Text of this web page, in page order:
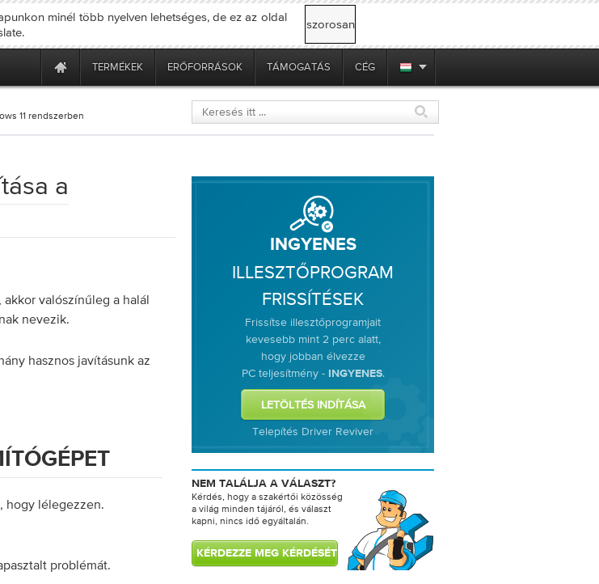
minél több nyelven lehetséges, de ez az oldal
szorosan
TERMÉKEK ERŐFORRÁSOK TÁMOGATÁS CÉG
11 rendszerben
a
valószínűleg a halál
nevezik.
hasznos javításunk az
hogy lélegezzen.
problémát.
INGYENES
ILLESZTŐPROGRAM
FRISSÍTÉSEK
Frissítse illesztőprogramjait
kevesebb mint 2 perc alatt,
hogy jobban élvezze
PC teljesítmény -
INGYENES.
Telepítés Driver Reviver
NEM TALÁLJA A VÁLASZT?
Kérdés, hogy a szakértői közösség
a világ minden tájáról, és választ
kapni, nincs idő egyáltalán.